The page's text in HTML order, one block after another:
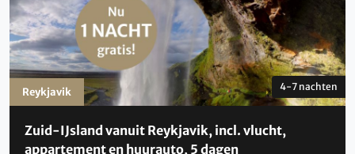
Zuid-IJsland vanuit Reykjavik, incl. vlucht,
appartement en huurauto, 5 dagen
4-7 nachten
Reykjavik